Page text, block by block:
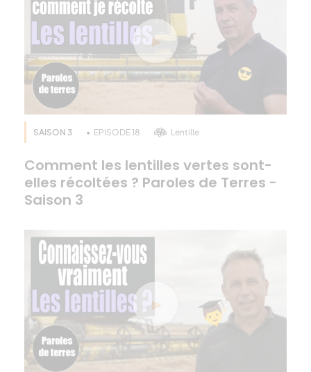
SAISON 3 EPISODE 18 Lentille
Comment les lentilles vertes sont-
elles récoltées ? Paroles de Terres -
Saison 3